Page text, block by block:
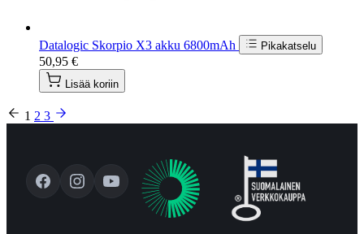
Datalogic Skorpio X3 akku 6800mAh Pikakatselu
50,95 €
Lisää koriin
1 2 3